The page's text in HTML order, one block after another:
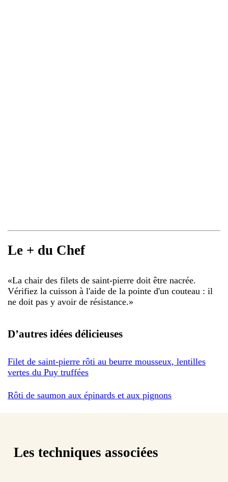
Le + du Chef
«La chair des filets de saint-pierre doit être nacrée.
Vérifiez la cuisson à l'aide de la pointe d'un couteau : il
ne doit pas y avoir de résistance.»
D’autres idées délicieuses
Filet de saint-pierre rôti au beurre mousseux, lentilles
vertes du Puy truffées
Rôti de saumon aux épinards et aux pignons
Les techniques associées